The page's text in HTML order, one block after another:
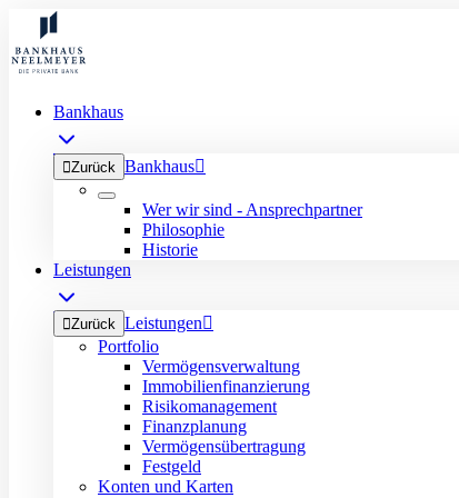
Bankhaus
Zurück Bankhaus
Wer wir sind - Ansprechpartner
Philosophie
Historie
Leistungen
Zurück Leistungen
Portfolio
Vermögensverwaltung
Immobilienfinanzierung
Risikomanagement
Finanzplanung
Vermögensübertragung
Festgeld
Konten und Karten